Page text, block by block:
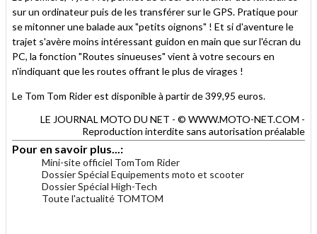
sur un ordinateur puis de les transférer sur le GPS. Pratique pour
se mitonner une balade aux "petits oignons" ! Et si d'aventure le
trajet s'avère moins intéressant guidon en main que sur l'écran du
PC, la fonction "Routes sinueuses" vient à votre secours en
n'indiquant que les routes offrant le plus de virages !
Le Tom Tom Rider est disponible à partir de 399,95 euros.
LE JOURNAL MOTO DU NET - © WWW.MOTO-NET.COM -
Reproduction interdite sans autorisation préalable
Pour en savoir plus...:
Mini-site officiel TomTom Rider
Dossier Spécial Equipements moto et scooter
Dossier Spécial High-Tech
Toute l'actualité TOMTOM